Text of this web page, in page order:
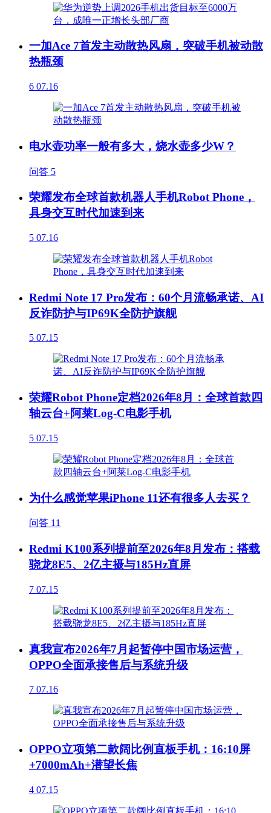
一加Ace 7首发主动散热风扇，突破手机被动散
热瓶颈
6 07.16
电水壶功率一般有多大，烧水壶多少W？
问答 5
荣耀发布全球首款机器人手机Robot Phone，
具身交互时代加速到来
5 07.16
Redmi Note 17 Pro发布：60个月流畅承诺、AI
反诈防护与IP69K全防护旗舰
5 07.15
荣耀Robot Phone定档2026年8月：全球首款四
轴云台+阿莱Log-C电影手机
5 07.15
为什么感觉苹果iPhone 11还有很多人去买？
问答 11
Redmi K100系列提前至2026年8月发布：搭载
骁龙8E5、2亿主摄与185Hz直屏
7 07.15
真我宣布2026年7月起暂停中国市场运营，
OPPO全面承接售后与系统升级
7 07.16
OPPO立项第二款阔比例直板手机：16:10屏
+7000mAh+潜望长焦
4 07.15